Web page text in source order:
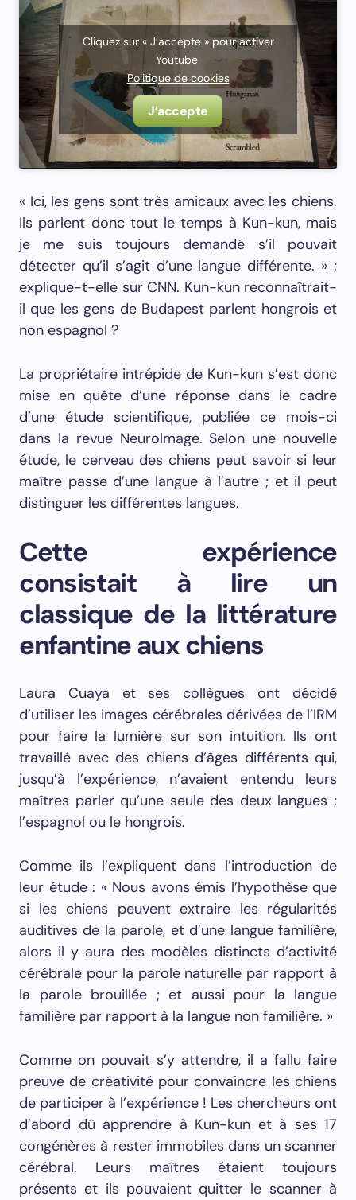
Cliquez sur « J’accepte » pour activer
Youtube
Politique de cookies
J’accepte
« Ici, les gens sont très amicaux avec les chiens.
Ils parlent donc tout le temps à Kun-kun, mais
je me suis toujours demandé s’il pouvait
détecter qu’il s’agit d’une langue différente. » ;
explique-t-elle sur CNN. Kun-kun reconnaîtrait-
il que les gens de Budapest parlent hongrois et
non espagnol ?
La propriétaire intrépide de Kun-kun s’est donc
mise en quête d’une réponse dans le cadre
d’une étude scientifique, publiée ce mois-ci
dans la revue Neurolmage. Selon une nouvelle
étude, le cerveau des chiens peut savoir si leur
maître passe d’une langue à l’autre ; et il peut
distinguer les différentes langues.
Cette expérience
consistait à lire un
classique de la littérature
enfantine aux chiens
Laura Cuaya et ses collègues ont décidé
d’utiliser les images cérébrales dérivées de l’IRM
pour faire la lumière sur son intuition. Ils ont
travaillé avec des chiens d’âges différents qui,
jusqu’à l’expérience, n’avaient entendu leurs
maîtres parler qu’une seule des deux langues ;
l’espagnol ou le hongrois.
Comme ils l’expliquent dans l’introduction de
leur étude : « Nous avons émis l’hypothèse que
si les chiens peuvent extraire les régularités
auditives de la parole, et d’une langue familière,
alors il y aura des modèles distincts d’activité
cérébrale pour la parole naturelle par rapport à
la parole brouillée ; et aussi pour la langue
familière par rapport à la langue non familière. »
Comme on pouvait s’y attendre, il a fallu faire
preuve de créativité pour convaincre les chiens
de participer à l’expérience ! Les chercheurs ont
d’abord dû apprendre à Kun-kun et à ses 17
congénères à rester immobiles dans un scanner
cérébral. Leurs maîtres étaient toujours
présents et ils pouvaient quitter le scanner à